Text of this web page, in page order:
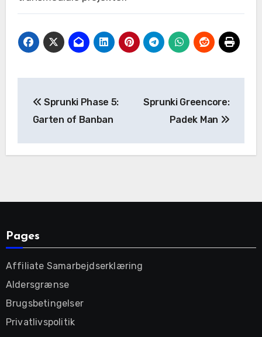
navigation
Sprunki Phase 5:
Garten of Banban
Sprunki Greencore:
Padek Man
Pages
Affiliate Samarbejdserklæring
Aldersgrænse
Brugsbetingelser
Privatlivspolitik